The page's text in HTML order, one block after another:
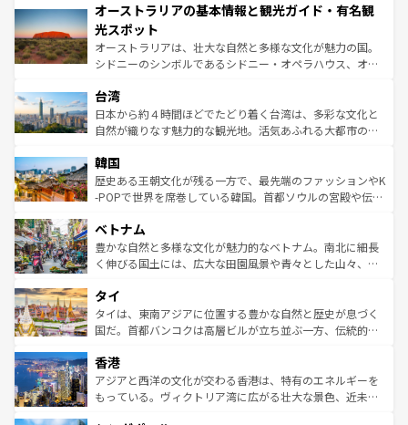
部のニューオーリンズでは、音楽と美食が融合した独特の
文化が魅力。旅行者はアメリカの各地域で異なる魅力を楽
しみながら、その多様性と豊かな歴史を感じることができ
るだろう。車でのロードトリップや列車の旅も、アメリカ
情報は
ワイ島は見逃せない。また、定番の観光地といえばオアフ
島だが、静かな自然を求めるならマウイ島やカウアイ島が
おすすめ。エメラルドグリーンに輝く海をはじめ、豊かな
文化や歴史が息づいている。「アロハスピリット」と呼ば
人々、おいしいローカルフードやハワイアンミュージッ
ク、伝統的なフラダンスなど、すべてがハワイの魅力を彩
っている。訪れるたびに新しい発見と感動が待っているハ
はコンテンツ一覧
オーストラリアの基本情報と観光ガイド・有名観
光スポット
オーストラリアは、壮大な自然と多様な文化が魅力の国。
シドニーのシンボルであるシドニー・オペラハウス、オー
リアリーフや大陸中央部にそびえるウルル（エアーズロッ
ク）、タスマニアの美しい原生林やケアンズの熱帯雨林な
ど、見どころがたくさん。また、カフェやワイン、オージ
いる。アクティビティも充実しており、サーフィンやダイ
ビング、ハイキングなど、アウトドア好きにはたまらな
い。オーストラリアの多彩な魅力を存分に味わいつくそ
参照してほしい。
台湾
日本から約４時間ほどでたどり着く台湾は、多彩な文化と
自然が織りなす魅力的な観光地。活気あふれる大都市の台
ン）、静ひつな山岳地帯である台湾東部など、都市の喧騒
と山間の静けさが共存しており、訪れる人に新しい発見と
驚きをもたらしてくれる。また、奥深い台湾の食文化も魅
容にもいいと評判のスイーツなど、バラエティ豊かな料理
が味わえる。 なお、新着の台湾情報は コンテンツ一覧を参
照してほしい。
韓国
歴史ある王朝文化が残る一方で、最先端のファッションやK
-POPで世界を席巻している韓国。首都ソウルの宮殿や伝統
き、地方に足を延ばせば四季折々の自然美を楽しむことが
できる。そして、キムチや焼肉、絶品のストリートフード
まで、さまざまな韓国料理が待っている。夜には、韓国な
リティに包まれながら、韓国の多彩な魅力を心ゆくまで味
わってみてほしい。 なお、新着の韓国情報はコンテンツ一
覧を参照してほしい。
ベトナム
豊かな自然と多様な文化が魅力的なベトナム。南北に細長
く伸びる国土には、広大な田園風景や青々とした山々、世
急速な発展と共に伝統が息づく。ハノイの古い町並みやホ
ーチミン市のフランス統治時代の建物も、独特の雰囲気を
醸し出している。また、バラエティの豊かさとおいしさで
とつ。フォーやバインミー、ベトナムコーヒーなどは、ぜ
ひ現地で味わいたい。どの地域を訪れてもあたたかい人々
が旅行者を迎えてくれるので、きっと忘れられない旅にな
タイ
タイは、東南アジアに位置する豊かな自然と歴史が息づく
国だ。首都バンコクは高層ビルが立ち並ぶ一方、伝統的な
の活気が交差している。北部ではチェンマイなどの山岳地
帯で自然と触れ合い、南部ではプーケットやクラビの美し
いビーチでリゾート気分を楽しむことができる。タイ料理
香港
アジアと西洋の文化が交わる香港は、特有のエネルギーを
もっている。ヴィクトリア湾に広がる壮大な景色、近未来